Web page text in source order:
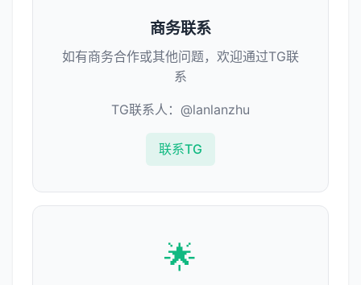
商务联系
如有商务合作或其他问题，欢迎通过TG联
系
TG联系人：@lanlanzhu
联系TG
🌟